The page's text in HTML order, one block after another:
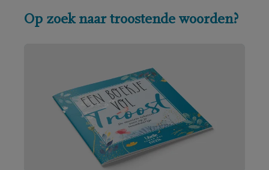
Op zoek naar troostende woorden?